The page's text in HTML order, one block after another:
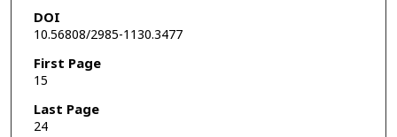
DOI
10.56808/2985-1130.3477
First Page
15
Last Page
24